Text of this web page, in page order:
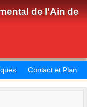
de l'Ain de
Contact et Plan